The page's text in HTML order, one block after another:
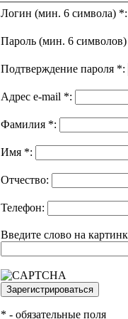
Логин (мин. 6 символа) *:
Пароль (мин. 6 символов)
Подтверждение пароля *:
Адрес e-mail *:
Фамилия *:
Имя *:
Отчество:
Телефон:
Введите слово на
* - обязательные поля